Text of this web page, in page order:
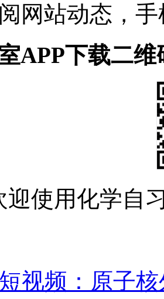
网站动态，
APP下载二维
迎使用化学自
视频：原子